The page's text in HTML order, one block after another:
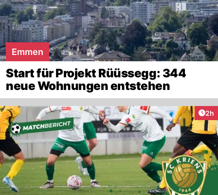
Emmen
Start für Projekt Rüüssegg: 344
neue Wohnungen entstehen
2h